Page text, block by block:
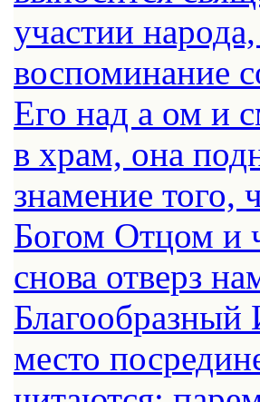
участии
воспоминание
Его над а ом и
в храм, она
знамение того,
Богом Отцом и
снова отверз
место